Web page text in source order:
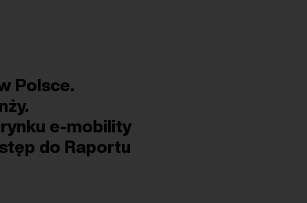
Polsce.
e-mobility
do Raportu